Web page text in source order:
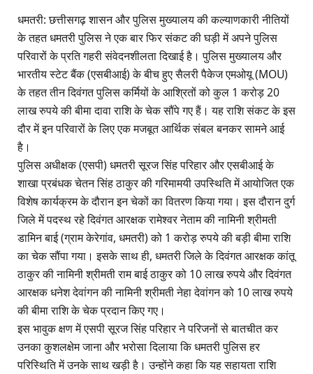
धमतरी: छत्तीसगढ़ शासन और पुलिस मुख्यालय की कल्याणकारी नीतियों
के तहत धमतरी पुलिस ने एक बार फिर संकट की घड़ी में अपने पुलिस
परिवारों के प्रति गहरी संवेदनशीलता दिखाई है। पुलिस मुख्यालय और
भारतीय स्टेट बैंक (एसबीआई) के बीच हुए सैलरी पैकेज एमओयू (MOU)
के तहत तीन दिवंगत पुलिस कर्मियों के आश्रितों को कुल 1 करोड़ 20
लाख रुपये की बीमा दावा राशि के चेक सौंपे गए हैं। यह राशि संकट के इस
दौर में इन परिवारों के लिए एक मजबूत आर्थिक संबल बनकर सामने आई
है।
पुलिस अधीक्षक (एसपी) धमतरी सूरज सिंह परिहार और एसबीआई के
शाखा प्रबंधक चेतन सिंह ठाकुर की गरिमामयी उपस्थिति में आयोजित एक
विशेष कार्यक्रम के दौरान इन चेकों का वितरण किया गया। इस दौरान दुर्ग
जिले में पदस्थ रहे दिवंगत आरक्षक रामेश्वर नेताम की नामिनी श्रीमती
डामिन बाई (ग्राम केरेगांव, धमतरी) को 1 करोड़ रुपये की बड़ी बीमा राशि
का चेक सौंपा गया। इसके साथ ही, धमतरी जिले के दिवंगत आरक्षक कांतू
ठाकुर की नामिनी श्रीमती राम बाई ठाकुर को 10 लाख रुपये और दिवंगत
आरक्षक धनेश देवांगन की नामिनी श्रीमती नेहा देवांगन को 10 लाख रुपये
की बीमा राशि के चेक प्रदान किए गए।
इस भावुक क्षण में एसपी सूरज सिंह परिहार ने परिजनों से बातचीत कर
उनका कुशलक्षेम जाना और भरोसा दिलाया कि धमतरी पुलिस हर
परिस्थिति में उनके साथ खड़ी है। उन्होंने कहा कि यह सहायता राशि